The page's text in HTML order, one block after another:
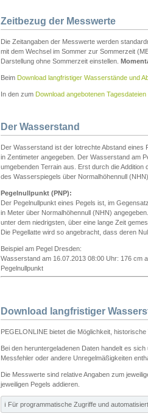
Zeitbezug der Messwerte
Die Zeitangaben der Messwerte werden
mit dem Wechsel im Sommer zur Sommerzeit
Darstellung ohne Sommerzeit einstellen.
Beim Download langfristiger Wasserstände und
In den zum Download angebotenen Tagesdateien
Der Wasserstand
Der Wasserstand ist der lotrechte Abstand
in Zentimeter angegeben. Der Wasserstand am
umgebenden Terrain aus. Erst durch die
des Wasserspiegels über Normalhöhennull (NHN).
Pegelnullpunkt (PNP):
Der Pegelnullpunkt eines Pegels ist, im
in Meter über Normalhöhennull (NHN)
unter dem niedrigsten, über eine lange Zeit
Die Pegellatte wird so angebracht, dass deren
Beispiel am Pegel Dresden:
Wasserstand am 16.07.2013 08:00 Uhr: 176 cm
Pegelnullpunkt
Download langfristiger
PEGELONLINE bietet die Möglichkeit,
Bei den heruntergeladenen Daten handelt es sich
Messfehler oder andere Unregelmäßigkeiten
Die Messwerte sind relative Angaben zum
jeweiligen Pegels addieren.
ℹ️ Für programmatische Zugriffe und